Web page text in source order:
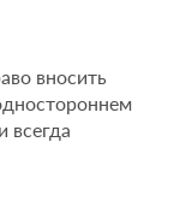
вносить
всегда